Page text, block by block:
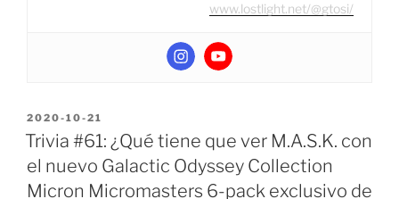
www.lostlight.net/@gtosi/
POSTED
ON
2020-10-21
Trivia #61: ¿Qué tiene que ver M.A.S.K. con
el nuevo Galactic Odyssey Collection
Micron Micromasters 6-pack exclusivo de